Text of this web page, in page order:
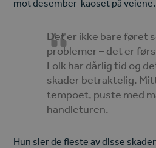
mot desember-kaoset på veiene.
Det er ikke bare føret
problemer – det er
Folk har dårlig tid og
skader betraktelig.
tempoet, puste med
handleturen.
Hun sier de fleste av disse